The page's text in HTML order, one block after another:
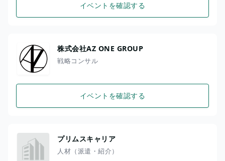
イベントを確認する
株式会社AZ ONE GROUP
戦略コンサル
イベントを確認する
プリムスキャリア
人材（派遣・紹介）